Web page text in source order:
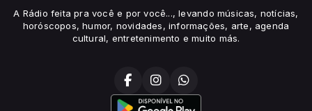
A Rádio feita pra você e por você..., levando músicas, notícias,
horóscopos, humor, novidades, informações, arte, agenda
cultural, entretenimento e muito más.